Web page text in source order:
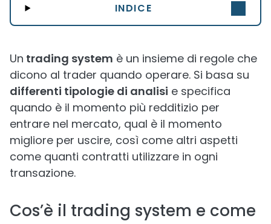
INDICE
Un trading system è un insieme di regole che
dicono al trader quando operare. Si basa su
differenti tipologie di analisi e specifica
quando è il momento più redditizio per
entrare nel mercato, qual è il momento
migliore per uscire, così come altri aspetti
come quanti contratti utilizzare in ogni
transazione.
Cos’è il trading system e come